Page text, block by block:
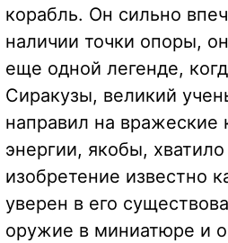
корабль. Он сильно
наличии точки опоры,
еще одной легенде,
Сиракузы, великий
направил на вражеские
энергии, якобы,
изобретение известно
уверен в его
оружие в миниатюре и